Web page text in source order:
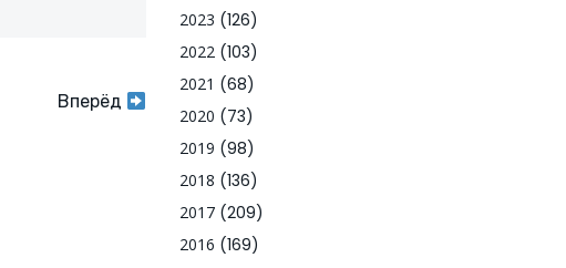
Вперёд
2023 (126)
2022 (103)
2021 (68)
2020 (73)
2019 (98)
2018 (136)
2017 (209)
2016 (169)